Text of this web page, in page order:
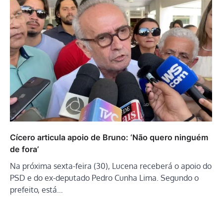
Cícero articula apoio de Bruno: ‘Não quero ninguém
de fora’
Na próxima sexta-feira (30), Lucena receberá o apoio do
PSD e do ex-deputado Pedro Cunha Lima. Segundo o
prefeito, está…